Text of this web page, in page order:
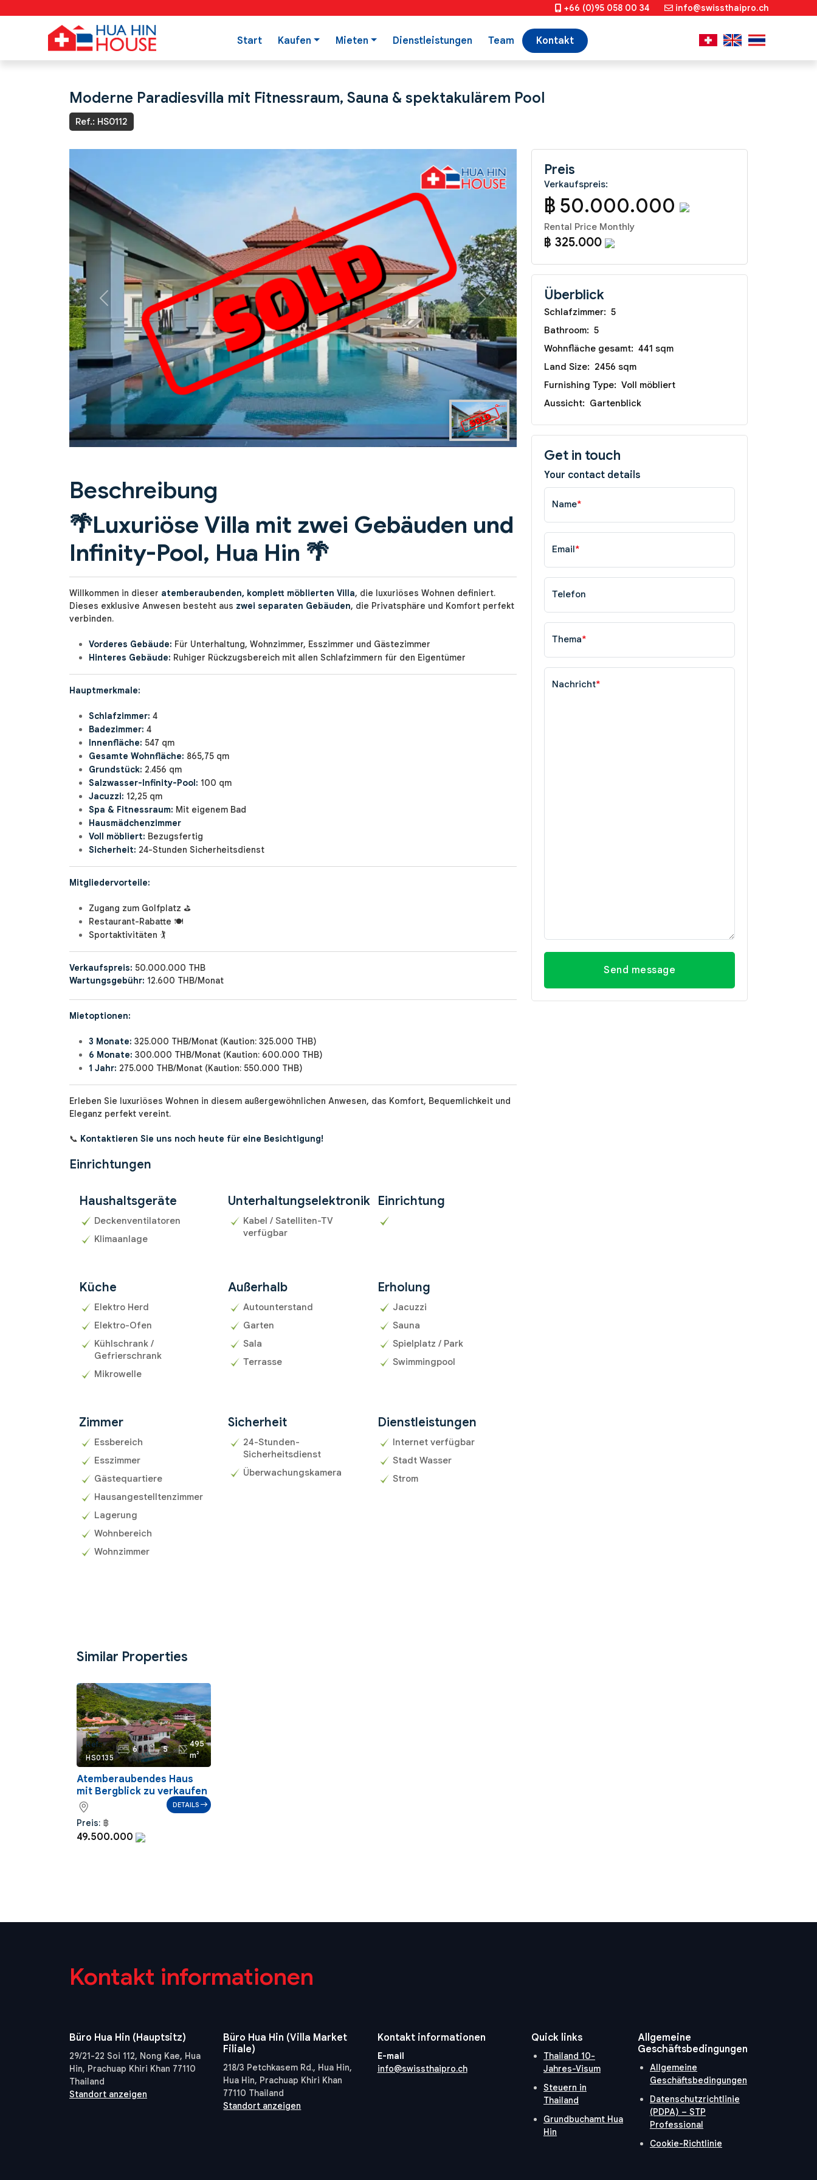
+66 (0)95 058 00 34 info@swissthaipro.ch
Start Kaufen Mieten Dienstleistungen Team Kontakt
Moderne Paradiesvilla mit Fitnessraum, Sauna & spektakulärem Pool
Ref.: HS0112
Previous Next
Beschreibung
🌴Luxuriöse Villa mit zwei Gebäuden und
Infinity-Pool, Hua Hin 🌴
Willkommen in dieser atemberaubenden, komplett möblierten Villa, die luxuriöses Wohnen definiert.
Dieses exklusive Anwesen besteht aus zwei separaten Gebäuden, die Privatsphäre und Komfort perfekt
verbinden.
Vorderes Gebäude: Für Unterhaltung, Wohnzimmer, Esszimmer und Gästezimmer
Hinteres Gebäude: Ruhiger Rückzugsbereich mit allen Schlafzimmern für den Eigentümer
Hauptmerkmale:
Schlafzimmer: 4
Badezimmer: 4
Innenfläche: 547 qm
Gesamte Wohnfläche: 865,75 qm
Grundstück: 2.456 qm
Salzwasser-Infinity-Pool: 100 qm
Jacuzzi: 12,25 qm
Spa & Fitnessraum: Mit eigenem Bad
Hausmädchenzimmer
Voll möbliert: Bezugsfertig
Sicherheit: 24-Stunden Sicherheitsdienst
Mitgliedervorteile:
Zugang zum Golfplatz ⛳
Restaurant-Rabatte 🍽️
Sportaktivitäten 🏌️
Verkaufspreis: 50.000.000 THB
Wartungsgebühr: 12.600 THB/Monat
Mietoptionen:
3 Monate: 325.000 THB/Monat (Kaution: 325.000 THB)
6 Monate: 300.000 THB/Monat (Kaution: 600.000 THB)
1 Jahr: 275.000 THB/Monat (Kaution: 550.000 THB)
Erleben Sie luxuriöses Wohnen in diesem außergewöhnlichen Anwesen, das Komfort, Bequemlichkeit und
Eleganz perfekt vereint.
📞 Kontaktieren Sie uns noch heute für eine Besichtigung!
Einrichtungen
Haushaltsgeräte
Deckenventilatoren
Klimaanlage
Unterhaltungselektronik
Kabel / Satelliten-TV
verfügbar
Einrichtung
Küche
Elektro Herd
Elektro-Ofen
Kühlschrank /
Gefrierschrank
Mikrowelle
Außerhalb
Autounterstand
Garten
Sala
Terrasse
Erholung
Jacuzzi
Sauna
Spielplatz / Park
Swimmingpool
Zimmer
Essbereich
Esszimmer
Gästequartiere
Hausangestelltenzimmer
Lagerung
Wohnbereich
Wohnzimmer
Sicherheit
24-Stunden-
Sicherheitsdienst
Überwachungskamera
Dienstleistungen
Internet verfügbar
Stadt Wasser
Strom
Similar Properties
Ref.:
HS0135
6 5
495
m²
Atemberaubendes Haus
mit Bergblick zu verkaufen
Preis: ฿
49.500.000
DETAILS
Preis
Verkaufspreis:
฿ 50.000.000
Rental Price Monthly
฿ 325.000
Überblick
Schlafzimmer: 5
Bathroom: 5
Wohnfläche gesamt: 441 sqm
Land Size: 2456 sqm
Furnishing Type: Voll möbliert
Aussicht: Gartenblick
Get in touch
Your contact details
Name*
Email*
Telefon
Thema*
Nachricht*
Send message
Kontakt informationen
Büro Hua Hin (Hauptsitz)
29/21-22 Soi 112, Nong Kae, Hua
Hin, Prachuap Khiri Khan 77110
Thailand
Standort anzeigen
Büro Hua Hin (Villa Market
Filiale)
218/3 Petchkasem Rd., Hua Hin,
Hua Hin, Prachuap Khiri Khan
77110 Thailand
Standort anzeigen
Kontakt informationen
E-mail
info@swissthaipro.ch
Quick links
Thailand 10-
Jahres-Visum
Steuern in
Thailand
Grundbuchamt Hua
Hin
Allgemeine
Geschäftsbedingungen
Allgemeine
Geschäftsbedingungen
Datenschutzrichtlinie
(PDPA) – STP
Professional
Cookie-Richtlinie